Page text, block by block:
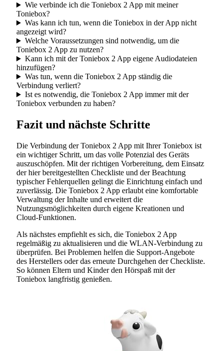
Wie verbinde ich die Toniebox 2 App mit meiner
Toniebox?
Was kann ich tun, wenn die Toniebox in der App nicht
angezeigt wird?
Welche Voraussetzungen sind notwendig, um die
Toniebox 2 App zu nutzen?
Kann ich mit der Toniebox 2 App eigene Audiodateien
hinzufügen?
Was tun, wenn die Toniebox 2 App ständig die
Verbindung verliert?
Ist es notwendig, die Toniebox 2 App immer mit der
Toniebox verbunden zu haben?
Fazit und nächste Schritte
Die Verbindung der Toniebox 2 App mit Ihrer Toniebox ist
ein wichtiger Schritt, um das volle Potenzial des Geräts
auszuschöpfen. Mit der richtigen Vorbereitung, dem Einsatz
der hier bereitgestellten Checkliste und der Beachtung
typischer Fehlerquellen gelingt die Einrichtung einfach und
zuverlässig. Die Toniebox 2 App erlaubt eine komfortable
Verwaltung der Inhalte und erweitert die
Nutzungsmöglichkeiten durch eigene Kreationen und
Cloud-Funktionen.
Als nächstes empfiehlt es sich, die Toniebox 2 App
regelmäßig zu aktualisieren und die WLAN-Verbindung zu
überprüfen. Bei Problemen helfen die Support-Angebote
des Herstellers oder das erneute Durchgehen der Checkliste.
So können Eltern und Kinder den Hörspaß mit der
Toniebox langfristig genießen.